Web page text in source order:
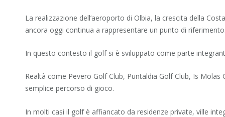
La realizzazione dell’aeroporto di Olbia, la crescita della
ancora oggi continua a rappresentare un punto di
In questo contesto il golf si è sviluppato come parte
Realtà come Pevero Golf Club, Puntaldia Golf Club, Is
semplice percorso di gioco.
In molti casi il golf è affiancato da residenze private, ville